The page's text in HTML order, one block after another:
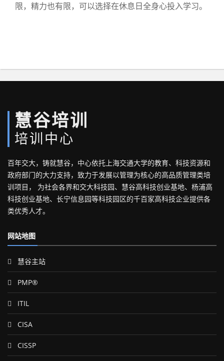
限，精力也有限，可以选择在休息日全身心投入学习。
慧谷培训
培训中心
百年交大，铸就慧谷，中心依托上海交通大学的教育、科技资源和
政府部门的大力支持，致力于发展以管理为核心的高品质管理类培
训项目， 为社会各界和交大科技园、慧谷高科技创业基地、杨浦高
科技创业基地、长宁信息园等科技园区的千百家高科技企业提供各
类优秀人才。
网站地图
慧谷主站
PMP®
ITIL
CISA
CISSP